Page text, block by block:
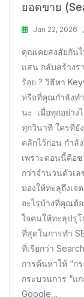
ยอดขาย
Jan 22, 2026
คุณเคยสงสัยกัน
แสน กลับสร้าง
ร้อย ? วิธีหา
หรือที่คุณกำลังท
นะ เมื่อทุกอย่าง
ทุกวินาที ใครที่ยั
คลิกไว้ก่อน กำลั
เพราะตอนนี้คือช่
กว่าจำนวนตัวเ
มองให้ทะลุถึงเ
อะไรบ้างที่คุณต้
ใจคนให้ทะลุปรุโ
ที่สุดในการทำ
ที่เรียกว่า
การค้นหาให้ “ก
กระบวนการ “แ
Google…